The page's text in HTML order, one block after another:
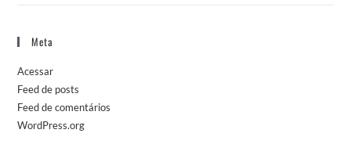
Meta
Acessar
Feed de posts
Feed de comentários
WordPress.org